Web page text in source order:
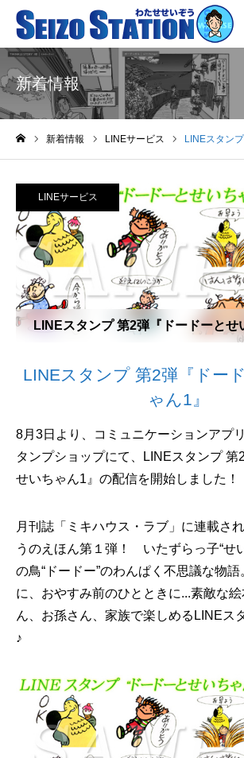
新着情報
新着情報 LINEサービス LINEスタンプ 第2
LINEサービス
LINEスタンプ 第2弾『ドードーとせ
LINEスタンプ 第2弾『ドー
ゃん1』
8月3日より、コミュニケーションアプ
タンプショップにて、LINEスタンプ 第
せいちゃん1』の配信を開始しました！
月刊誌「ミキハウス・ラブ」に連載さ
うのえほん第１弾！ いたずらっ子“せ
の鳥“ドードー”のわんぱく不思議な物
に、おやすみ前のひとときに...素敵な
ん、お孫さん、家族で楽しめるLINEス
♪